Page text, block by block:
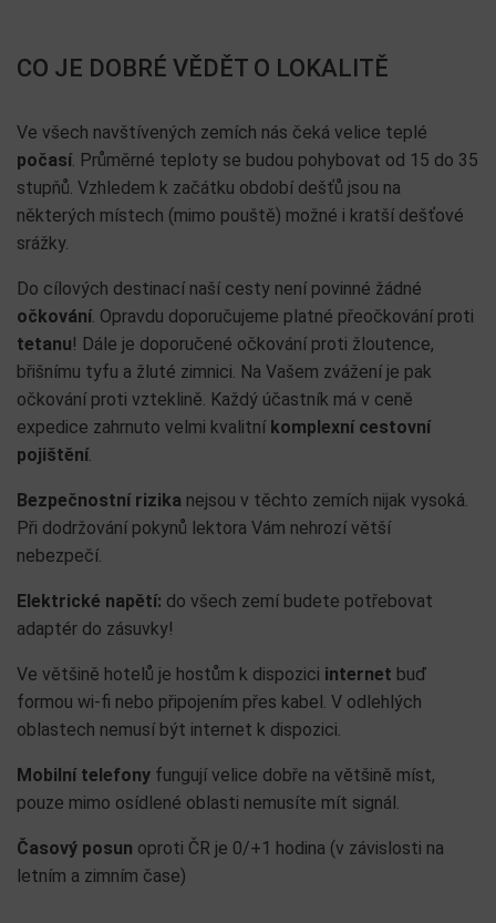
CO JE DOBRÉ VĚDĚT O LOKALITĚ
Ve všech navštívených zemích nás čeká velice teplé
počasí. Průměrné teploty se budou pohybovat od 15 do 35
stupňů. Vzhledem k začátku období dešťů jsou na
některých místech (mimo pouště) možné i kratší dešťové
srážky.
Do cílových destinací naší cesty není povinné žádné
očkování. Opravdu doporučujeme platné přeočkování proti
tetanu! Dále je doporučené očkování proti žloutence,
břišnímu tyfu a žluté zimnici. Na Vašem zvážení je pak
očkování proti vzteklině. Každý účastník má v ceně
expedice zahrnuto velmi kvalitní komplexní cestovní
pojištění.
Bezpečnostní rizika nejsou v těchto zemích nijak vysoká.
Při dodržování pokynů lektora Vám nehrozí větší
nebezpečí.
Elektrické napětí: do všech zemí budete potřebovat
adaptér do zásuvky!
Ve většině hotelů je hostům k dispozici internet buď
formou wi-fi nebo připojením přes kabel. V odlehlých
oblastech nemusí být internet k dispozici.
Mobilní telefony fungují velice dobře na většině míst,
pouze mimo osídlené oblasti nemusíte mít signál.
Časový posun oproti ČR je 0/+1 hodina (v závislosti na
letním a zimním čase)